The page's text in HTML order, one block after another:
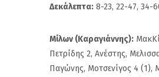
Δεκάλεπτα: 8-23, 22-47, 34-
Μίλων (Καραγιάννης):
Πετρίδης 2, Ανέστης,
Παγώνης, Μοτσενίγος 4 (1),